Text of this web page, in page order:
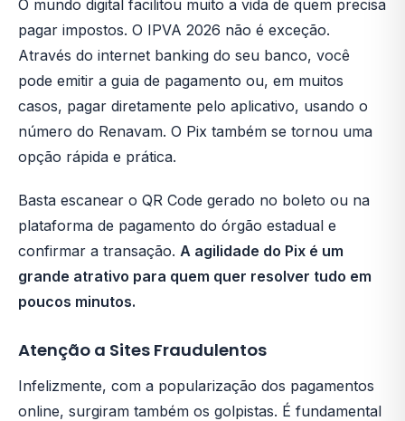
O mundo digital facilitou muito a vida de quem precisa
pagar impostos. O IPVA 2026 não é exceção.
Através do internet banking do seu banco, você
pode emitir a guia de pagamento ou, em muitos
casos, pagar diretamente pelo aplicativo, usando o
número do Renavam. O Pix também se tornou uma
opção rápida e prática.
Basta escanear o QR Code gerado no boleto ou na
plataforma de pagamento do órgão estadual e
confirmar a transação. A agilidade do Pix é um
grande atrativo para quem quer resolver tudo em
poucos minutos.
Atenção a Sites Fraudulentos
Infelizmente, com a popularização dos pagamentos
online, surgiram também os golpistas. É fundamental